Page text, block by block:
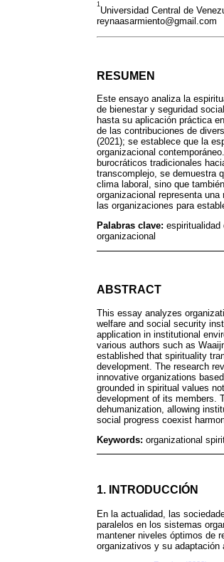
1
Universidad Central de
reynaasarmiento@gmail.com
RESUMEN
Este ensayo analiza la
de bienestar y seguridad
hasta su aplicación práctica
de las contribuciones de
(2021); se establece que la
organizacional
burocráticos tradicionales
transcomplejo, se demuestra
clima laboral, sino que
organizacional representa
las organizaciones para
Palabras clave:
organizacional
ABSTRACT
This essay analyzes
welfare and social security
application in institutional
various authors such as
established that spirituality
development. The research
innovative organizations
grounded in spiritual values
development of its members.
dehumanization, allowing
social progress coexist
Keywords: organizational
1. INTRODUCCIÓN
En la actualidad, las
paralelos en los sistemas
mantener niveles óptimos de
organizativos y su adaptación